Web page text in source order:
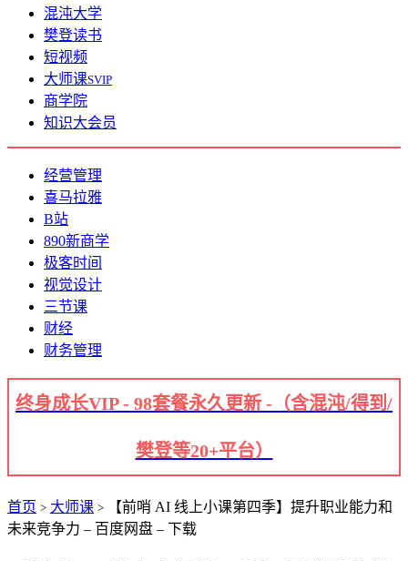
混沌大学
樊登读书
短视频
大师课SVIP
商学院
知识大会员
经营管理
喜马拉雅
B站
890新商学
极客时间
视觉设计
三节课
财经
财务管理
终身成长VIP - 98套餐永久更新 -（含混沌/得到/
樊登等20+平台）
首页 > 大师课 >
【前哨 AI 线上小课第四季】提升职业能力和
未来竞争力 – 百度网盘 – 下载